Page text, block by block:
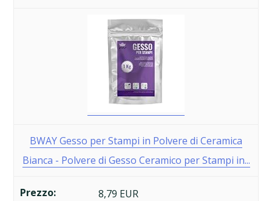
BWAY Gesso per Stampi in Polvere di Ceramica
Bianca - Polvere di Gesso Ceramico per Stampi in...
8,79 EUR